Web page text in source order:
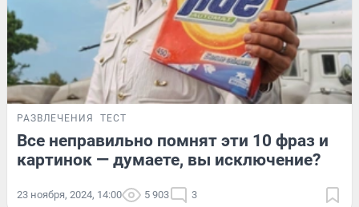
РАЗВЛЕЧЕНИЯ ТЕСТ
Все неправильно помнят эти 10 фраз и
картинок — думаете, вы исключение?
23 ноября, 2024, 14:00 5 903 3